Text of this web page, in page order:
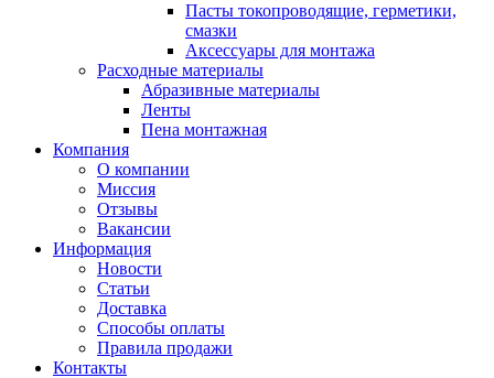
Пасты токопроводящие, герметики,
смазки
Аксессуары для монтажа
Расходные материалы
Абразивные материалы
Ленты
Пена монтажная
Компания
О компании
Миссия
Отзывы
Вакансии
Информация
Новости
Статьи
Доставка
Способы оплаты
Правила продажи
Контакты